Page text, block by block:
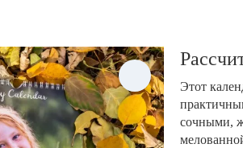
Этот
сочными,